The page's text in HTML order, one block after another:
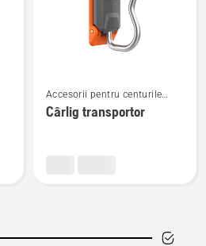
mai
multe
Accesorii pentru centurile
pentru unelte
Cârlig transportor